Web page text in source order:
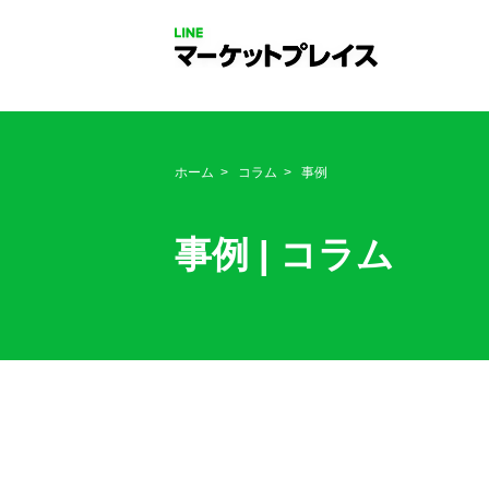
ホーム コラム 事例
事例 | コラム